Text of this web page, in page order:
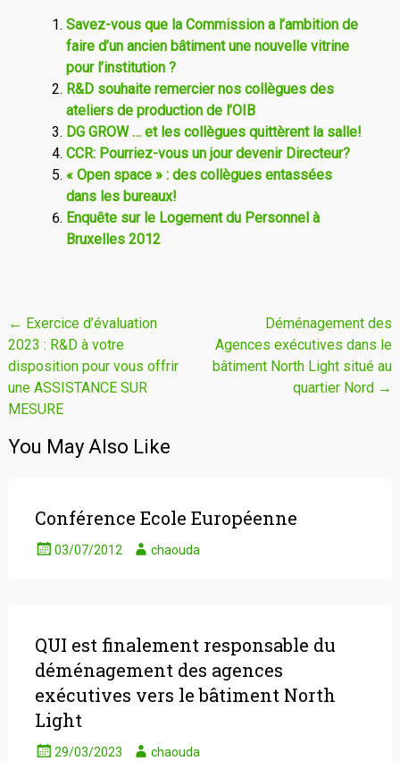
Savez-vous que la Commission a l’ambition de
faire d’un ancien bâtiment une nouvelle vitrine
pour l’institution ?
R&D souhaite remercier nos collègues des
ateliers de production de l’OIB
DG GROW … et les collègues quittèrent la salle!
CCR: Pourriez-vous un jour devenir Directeur?
« Open space » : des collègues entassées
dans les bureaux!
Enquête sur le Logement du Personnel à
Bruxelles 2012
Navigation
de
l'article
← Exercice d’évaluation
2023 : R&D à votre
disposition pour vous offrir
une ASSISTANCE SUR
MESURE
Déménagement des
Agences exécutives dans le
bâtiment North Light situé au
quartier Nord →
You May Also Like
Conférence Ecole Européenne
03/07/2012 chaouda
QUI est finalement responsable du
déménagement des agences
exécutives vers le bâtiment North
Light
29/03/2023 chaouda